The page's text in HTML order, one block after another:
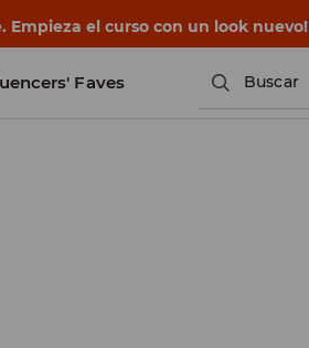
el curso con un look nuevo!
Faves Buscar